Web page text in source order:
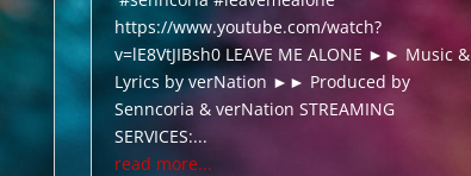
https://www.youtube.com/watch?
v=lE8VtJIBsh0 LEAVE ME ALONE ►► Music &
Lyrics by verNation ►► Produced by
Senncoria & verNation STREAMING
SERVICES:...
read more...